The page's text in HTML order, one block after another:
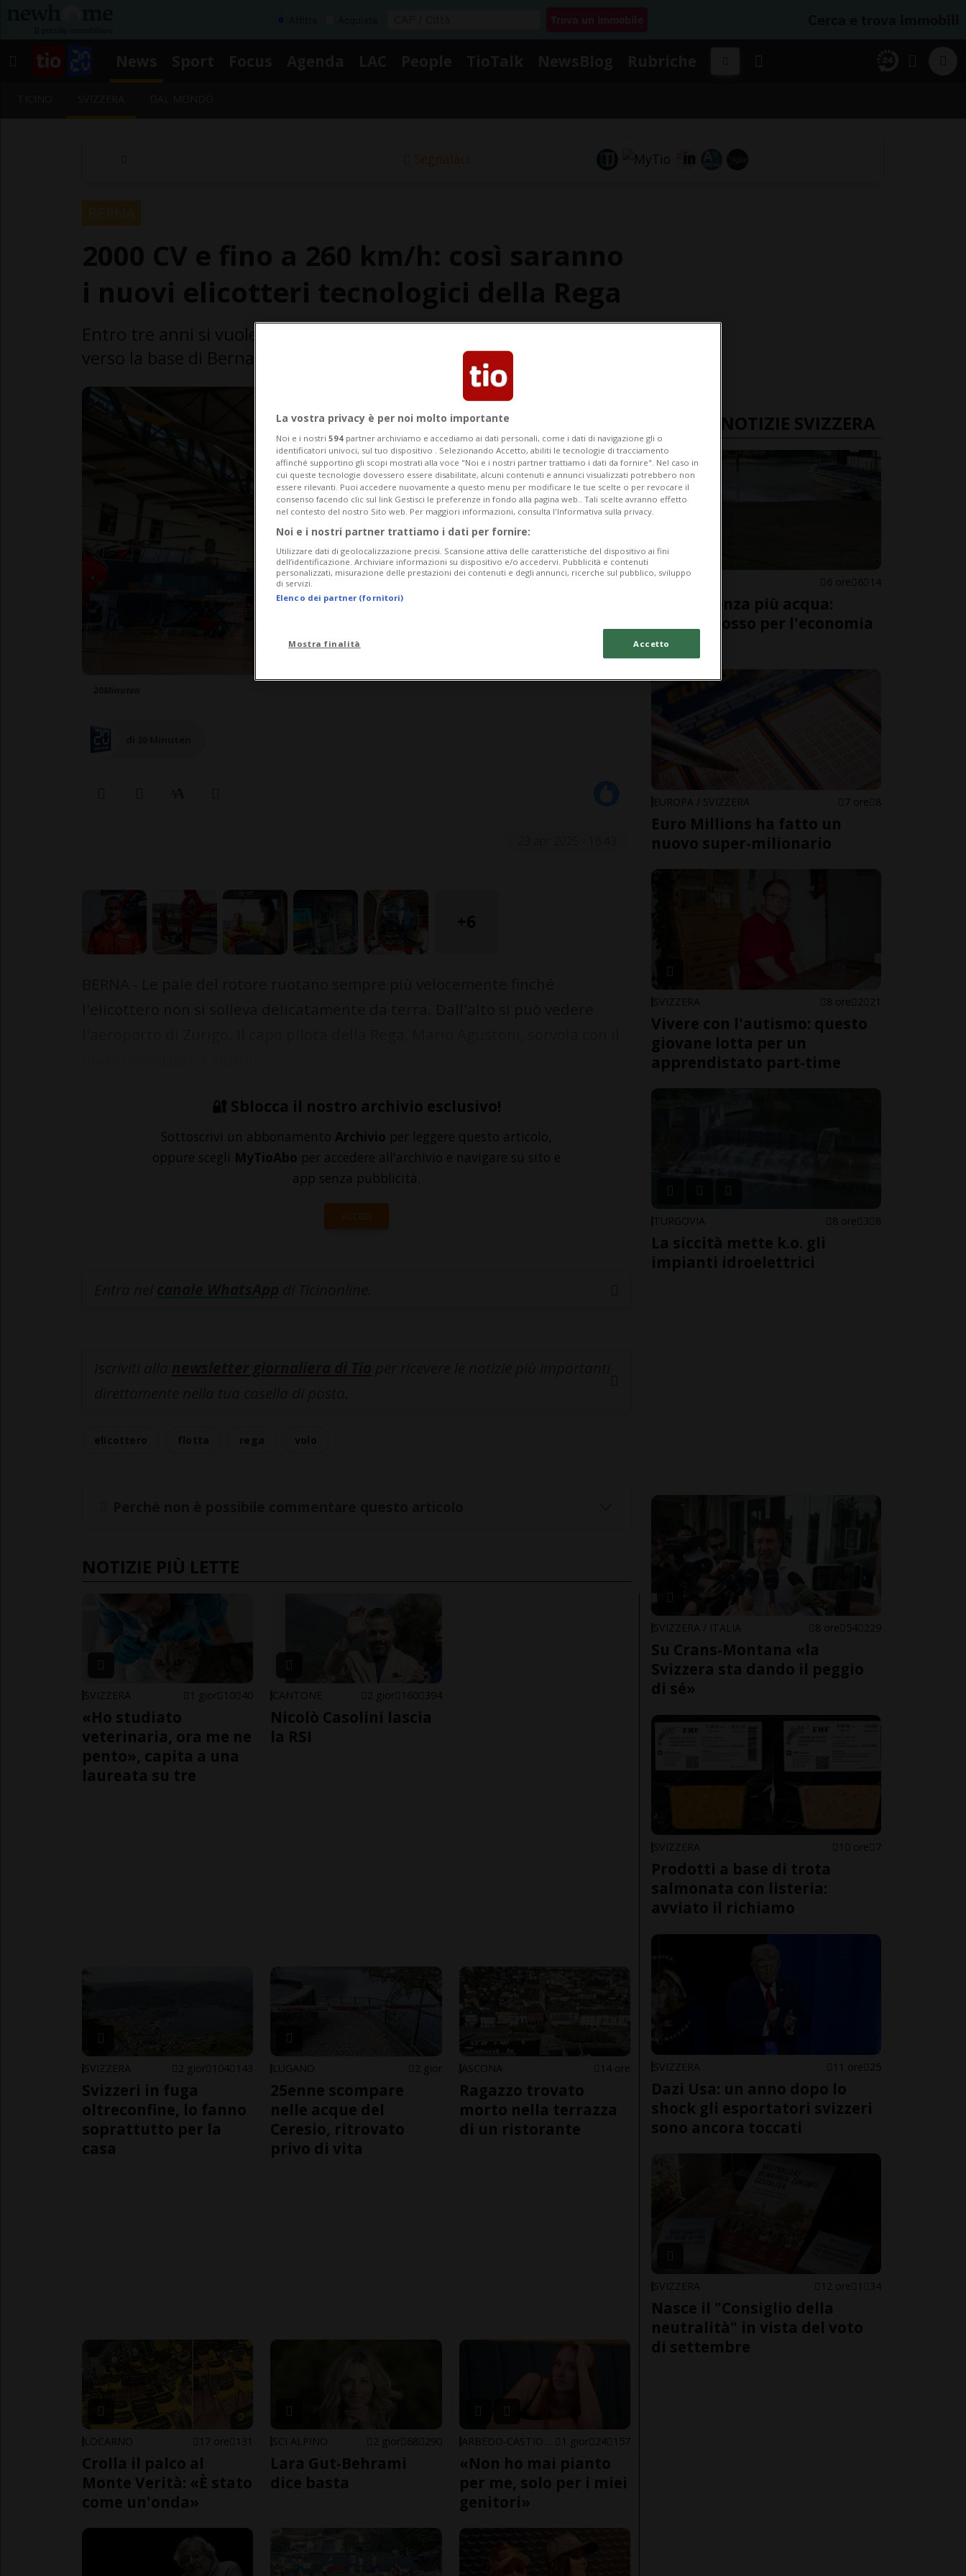
Segnalaci
🔐 Sblocca il nostro archivio esclusivo!
Sottoscrivi un abbonamento Archivio per leggere questo articolo,
oppure scegli MyTioAbo per accedere all'archivio e navigare su sito e
app senza pubblicità.
ACCEDI
NOTIZIE PIÙ LETTE
SVIZZERA 1 gior 10 40
«Ho studiato
veterinaria, ora me ne
pento», capita a una
laureata su tre
CANTONE 2 gior 160 394
Nicolò Casolini lascia
la RSI
SVIZZERA 2 gior 104 143
Svizzeri in fuga
oltreconfine, lo fanno
soprattutto per la
casa
LUGANO 2 gior
25enne scompare
nelle acque del
Ceresio, ritrovato
privo di vita
ASCONA 14 ore
Ragazzo trovato
morto nella terrazza
di un ristorante
LOCARNO 17 ore 131
Crolla il palco al
Monte Verità: «È stato
come un'onda»
SCI ALPINO 2 gior 68 290
Lara Gut-Behrami
dice basta
1 gior 24 157
«Non ho mai pianto
per me, solo per i miei
genitori»
ULTIME NOTIZIE SVIZZERA
SVIZZERA 6 ore 6 14
Il Reno senza più acqua:
allarme rosso per l'economia
svizzera
EUROPA / SVIZZERA 7 ore 8
Euro Millions ha fatto un
nuovo super-milionario
SVIZZERA 8 ore 2 21
Vivere con l'autismo: questo
giovane lotta per un
apprendistato part-time
TURGOVIA 8 ore 3 8
La siccità mette k.o. gli
impianti idroelettrici
SVIZZERA / ITALIA 8 ore 54 229
Su Crans-Montana «la
Svizzera sta dando il peggio
di sé»
SVIZZERA 10 ore 7
Prodotti a base di trota
salmonata con listeria:
avviato il richiamo
SVIZZERA 11 ore 25
Dazi Usa: un anno dopo lo
shock gli esportatori svizzeri
sono ancora toccati
SVIZZERA 12 ore 1 34
Nasce il "Consiglio della
neutralità" in vista del voto
di settembre
La vostra privacy è per noi molto importante
Noi e i nostri 594 partner archiviamo e accediamo ai dati personali, come i dati di navigazione gli o
identificatori univoci, sul tuo dispositivo . Selezionando Accetto, abiliti le tecnologie di tracciamento
affinché supportino gli scopi mostrati alla voce "Noi e i nostri partner trattiamo i dati da fornire". Nel caso in
cui queste tecnologie dovessero essere disabilitate, alcuni contenuti e annunci visualizzati potrebbero non
essere rilevanti. Puoi accedere nuovamente a questo menu per modificare le tue scelte o per revocare il
consenso facendo clic sul link Gestisci le preferenze in fondo alla pagina web.. Tali scelte avranno effetto
nel contesto del nostro Sito web. Per maggiori informazioni, consulta l'Informativa sulla privacy.
Noi e i nostri partner trattiamo i dati per fornire:
Utilizzare dati di geolocalizzazione precisi. Scansione attiva delle caratteristiche del dispositivo ai fini
dell’identificazione. Archiviare informazioni su dispositivo e/o accedervi. Pubblicità e contenuti
personalizzati, misurazione delle prestazioni dei contenuti e degli annunci, ricerche sul pubblico, sviluppo
di servizi.
Elenco dei partner (fornitori)
Mostra finalità Accetto